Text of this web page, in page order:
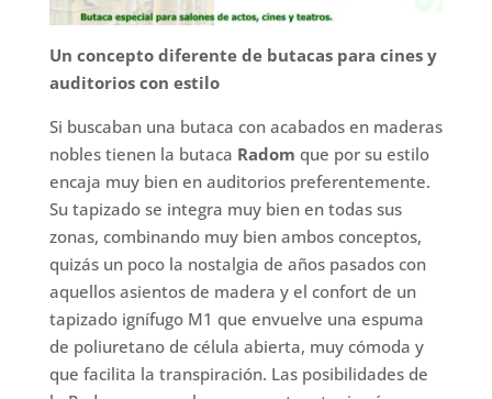
Un concepto diferente de butacas para cines y
auditorios con estilo
Si buscaban una butaca con acabados en maderas
nobles tienen la butaca Radom que por su estilo
encaja muy bien en auditorios preferentemente.
Su tapizado se integra muy bien en todas sus
zonas, combinando muy bien ambos conceptos,
quizás un poco la nostalgia de años pasados con
aquellos asientos de madera y el confort de un
tapizado ignífugo M1 que envuelve una espuma
de poliuretano de célula abierta, muy cómoda y
que facilita la transpiración. Las posibilidades de